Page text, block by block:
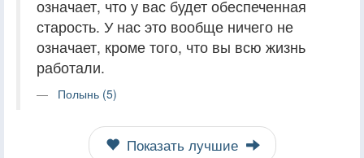
означает, что у вас будет обеспеченная
старость. У нас это вообще ничего не
означает, кроме того, что вы всю жизнь
работали.
Полынь (5)
Показать лучшие